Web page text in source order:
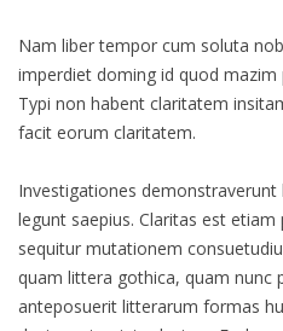
Nam liber tempor cum soluta
imperdiet doming id quod
Typi non habent claritatem
facit eorum claritatem.
Investigationes
legunt saepius. Claritas est etiam
sequitur mutationem
quam littera gothica, quam nunc
anteposuerit litterarum formas